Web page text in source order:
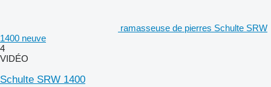
ramasseuse de pierres Schulte SRW
1400 neuve
4
VIDÉO
Schulte SRW 1400